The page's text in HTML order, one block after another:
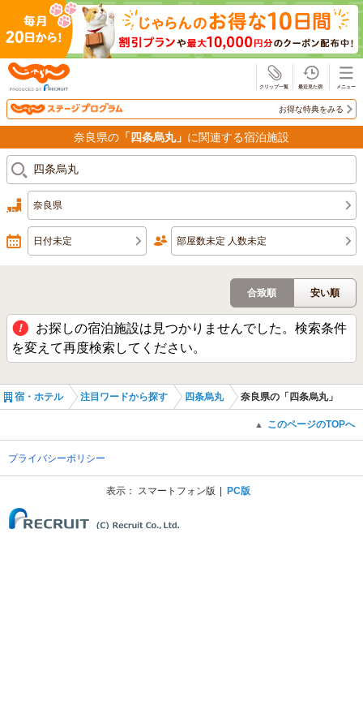
お得な特典をみる
奈良県の 「四条烏丸」 に関連する宿泊施設
奈良県
日付未定 部屋数未定 人数未定
合致順 安い順
お探しの宿泊施設は見つかりませんでした。検索条件
を変えて再度検索してください。
宿・ホテル 注目ワードから探す 四条烏丸 奈良県の「四条烏丸」
▲ このページのTOPへ
プライバシーポリシー
表示： スマートフォン版 PC版